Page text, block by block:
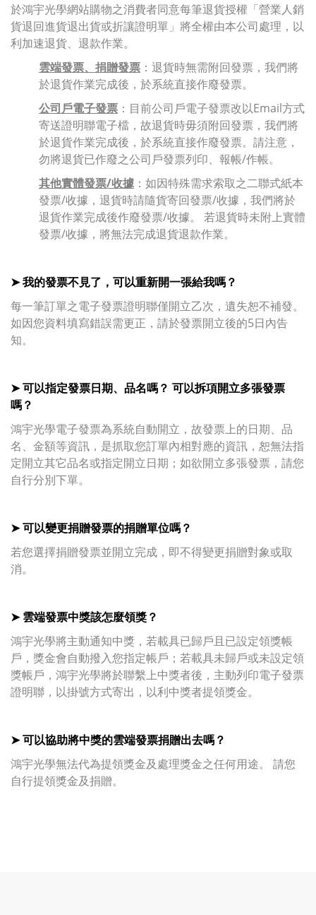
於鴻宇光學網站購物之消費者同意每筆退貨授權「營業人銷
貨退回進貨退出貨或折讓證明單」將全權由本公司處理，以
利加速退貨、退款作業。
雲端發票、捐贈發票 ：退貨時無需附回發票， 我們將
於退貨作業完成後，於系統直接作廢發票。
公司戶電子發票 ：目前公司戶電子發票改以Email方式
寄送證明聯電子檔，故退貨時毋須附回發票，我們將
於退貨作業完成後，於系統直接作廢發票。請注意，
勿將退貨已作廢之公司戶發票列印、報帳/作帳。
其他實體發票/收據 ：如因特殊需求索取之二聯式紙本
發票/收據，退貨時請隨貨寄回發票/收據，我們將於
退貨作業完成後作廢發票/收據。 若退貨時未附上實體
發票/收據，將無法完成退貨退款作業。
➤ 我的發票不見了，可以重新開一張給我嗎？
每一筆訂單之電子發票證明聯僅開立乙次，遺失恕不補發。
如因您資料填寫錯誤需更正，請於發票開立後的5日內告
知。
➤ 可以指定發票日期、品名嗎？ 可以拆項開立多張發票
嗎？
鴻宇光學電子發票為系統自動開立，故發票上的日期、品
名、金額等資訊，是抓取您訂單內相對應的資訊，恕無法指
定開立其它品名或指定開立日期；如欲開立多張發票，請您
自行分別下單。
➤ 可以變更捐贈發票的捐贈單位嗎？
若您選擇捐贈發票並開立完成，即不得變更捐贈對象或取
消。
➤ 雲端發票中獎該怎麼領獎？
鴻宇光學將主動通知中獎，若載具已歸戶且已設定領獎帳
戶，獎金會自動撥入您指定帳戶； 若載具未歸戶或未設定領
獎帳戶，鴻宇光學將於聯繫上中獎者後，主動列印電子發票
證明聯，以掛號方式寄出，以利中獎者提領獎金。
➤ 可以協助將中獎的雲端發票捐贈出去嗎？
鴻宇光學無法代為提領獎金及處理獎金之任何用途。 請您
自行提領獎金及捐贈。